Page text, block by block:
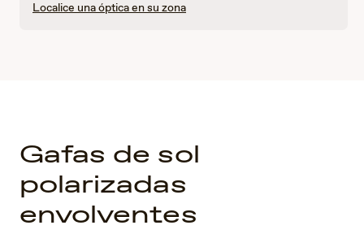
Localice una óptica en su zona
Gafas de sol
polarizadas
envolventes